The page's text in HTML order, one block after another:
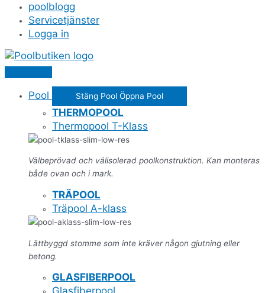
poolblogg
Servicetjänster
Logga in
Pool Stäng Pool Öppna Pool
THERMOPOOL
Thermopool T-Klass
Välbeprövad och välisolerad poolkonstruktion. Kan monteras
både ovan och i mark.
TRÄPOOL
Träpool A-klass
Lättbyggd stomme som inte kräver någon gjutning eller
betong.
GLASFIBERPOOL